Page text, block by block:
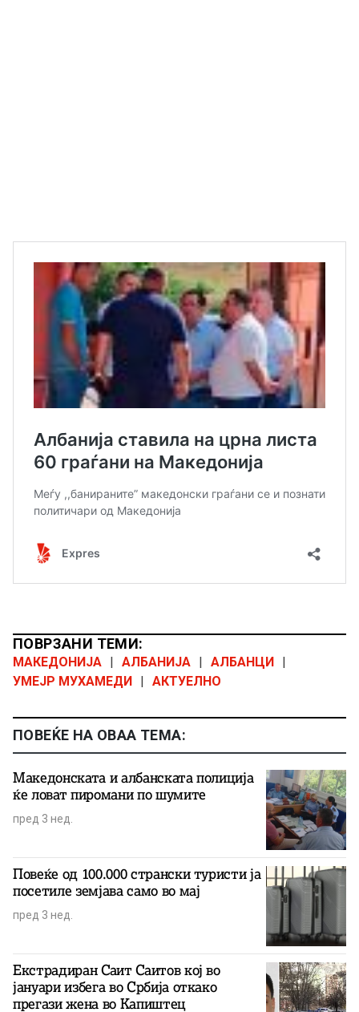
ПОВРЗАНИ ТЕМИ:
МАКЕДОНИЈА | АЛБАНИЈА | АЛБАНЦИ |
УМЕЈР МУХАМЕДИ | АКТУЕЛНО
ПОВЕЌЕ НА ОВАА ТЕМА:
Македонската и албанската полиција
ќе ловат пиромани по шумите
пред 3 нед.
Повеќе од 100.000 странски туристи ја
посетиле земјава само во мај
пред 3 нед.
Екстрадиран Саит Саитов кој во
јануари избега во Србија откако
прегази жена во Капиштец